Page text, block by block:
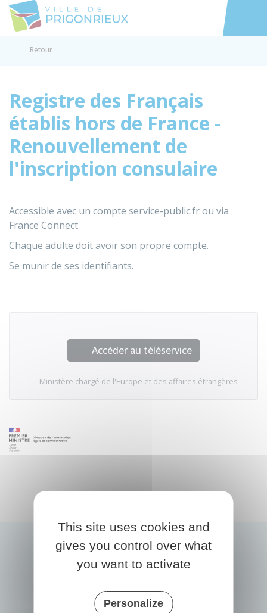
Accéder
Retour
Registre des Français
établis hors de France -
Renouvellement de
l'inscription consulaire
Accessible avec un compte service-public.fr ou via
France Connect.
Chaque adulte doit avoir son propre compte.
Se munir de ses identifiants.
Accéder au téléservice
Ministère chargé de l'Europe et des affaires étrangères
This site uses cookies and
gives you control over what
you want to activate
Personalize